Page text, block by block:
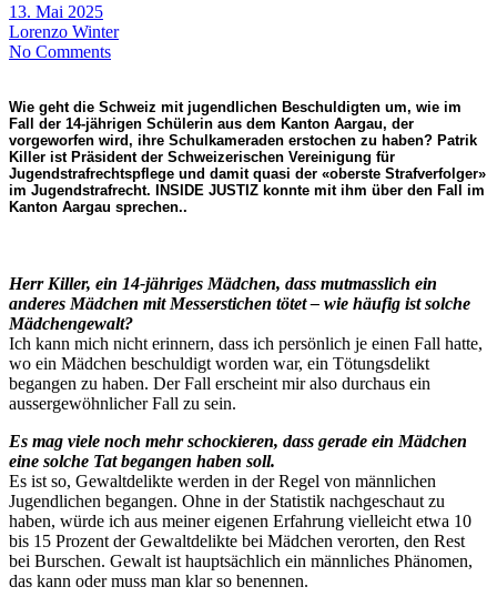
13. Mai 2025
Lorenzo Winter
No Comments
Wie geht die Schweiz mit jugendlichen Beschuldigten um, wie im
Fall der 14-jährigen Schülerin aus dem Kanton Aargau, der
vorgeworfen wird, ihre Schulkameraden erstochen zu haben? Patrik
Killer ist Präsident der Schweizerischen Vereinigung für
Jugendstrafrechtspflege und damit quasi der «oberste Strafverfolger»
im Jugendstrafrecht. INSIDE JUSTIZ konnte mit ihm über den Fall im
Kanton Aargau sprechen..
Herr Killer, ein 14-jähriges Mädchen, dass mutmasslich ein
anderes Mädchen mit Messerstichen tötet – wie häufig ist solche
Mädchengewalt?
Ich kann mich nicht erinnern, dass ich persönlich je einen Fall hatte,
wo ein Mädchen beschuldigt worden war, ein Tötungsdelikt
begangen zu haben. Der Fall erscheint mir also durchaus ein
aussergewöhnlicher Fall zu sein.
Es mag viele noch mehr schockieren, dass gerade ein Mädchen
eine solche Tat begangen haben soll.
Es ist so, Gewaltdelikte werden in der Regel von männlichen
Jugendlichen begangen. Ohne in der Statistik nachgeschaut zu
haben, würde ich aus meiner eigenen Erfahrung vielleicht etwa 10
bis 15 Prozent der Gewaltdelikte bei Mädchen verorten, den Rest
bei Burschen. Gewalt ist hauptsächlich ein männliches Phänomen,
das kann oder muss man klar so benennen.